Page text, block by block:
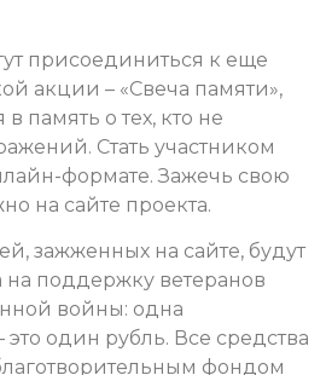
присоединиться к еще
акции – «Свеча памяти»,
память о тех, кто не
Стать участником
формате. Зажечь свою
на сайте проекта.
зажженных на сайте, будут
поддержку ветеранов
войны: одна
это один рубль. Все средства
фондом